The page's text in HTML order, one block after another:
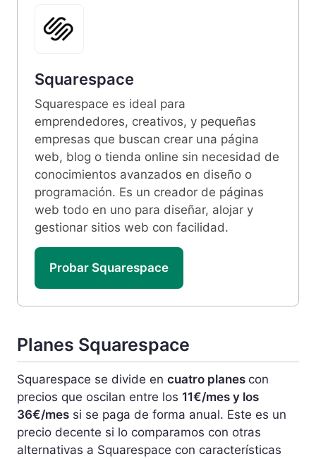
Squarespace
Squarespace es ideal para
emprendedores, creativos, y pequeñas
empresas que buscan crear una página
web, blog o tienda online sin necesidad de
conocimientos avanzados en diseño o
programación. Es un creador de páginas
web todo en uno para diseñar, alojar y
gestionar sitios web con facilidad.
Probar Squarespace
Planes Squarespace
Squarespace se divide en cuatro planes con
precios que oscilan entre los 11€/mes y los
36€/mes si se paga de forma anual. Este es un
precio decente si lo comparamos con otras
alternativas a Squarespace con características